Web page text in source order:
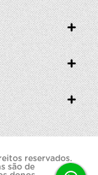
reservados.
são de